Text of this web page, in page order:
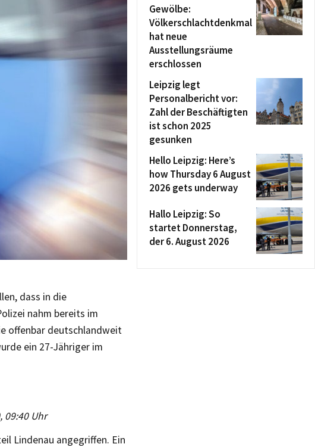
dass in die
nahm bereits im
offenbar deutschlandweit
ein 27-Jähriger im
09:40 Uhr
Lindenau angegriffen. Ein
Gewölbe:
Völkerschlachtdenkmal
hat neue
Ausstellungsräume
erschlossen
Leipzig legt
Personalbericht vor:
Zahl der Beschäftigten
ist schon 2025
gesunken
Hello Leipzig: Here’s
how Thursday 6 August
2026 gets underway
Hallo Leipzig: So
startet Donnerstag,
der 6. August 2026